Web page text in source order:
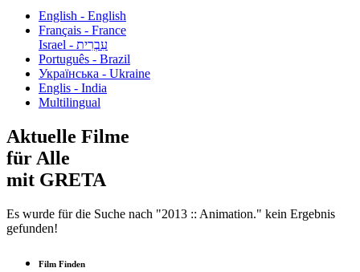
English - English
Français - France
עִבְרִית - Israel
Português - Brazil
Українська - Ukraine
Englis - India
Multilingual
Aktuelle Filme
für Alle
mit GRETA
Es wurde für die Suche nach "2013 :: Animation." kein Ergebnis
gefunden!
Film Finden